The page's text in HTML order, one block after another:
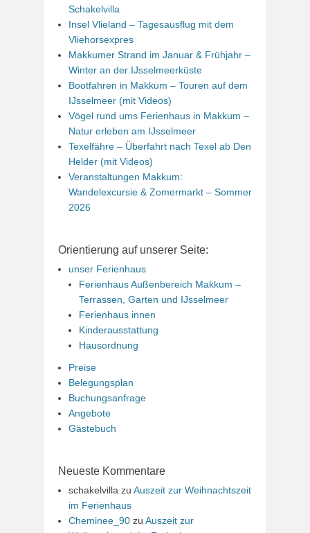
Schakelvilla
Insel Vlieland – Tagesausflug mit dem
Vliehorsexpres
Makkumer Strand im Januar & Frühjahr –
Winter an der IJsselmeerküste
Bootfahren in Makkum – Touren auf dem
IJsselmeer (mit Videos)
Vögel rund ums Ferienhaus in Makkum –
Natur erleben am IJsselmeer
Texelfähre – Überfahrt nach Texel ab Den
Helder (mit Videos)
Veranstaltungen Makkum:
Wandelexcursie & Zomermarkt – Sommer
2026
Orientierung auf unserer Seite:
unser Ferienhaus
Ferienhaus Außenbereich Makkum –
Terrassen, Garten und IJsselmeer
Ferienhaus innen
Kinderausstattung
Hausordnung
Preise
Belegungsplan
Buchungsanfrage
Angebote
Gästebuch
Neueste Kommentare
schakelvilla zu Auszeit zur Weihnachtszeit
im Ferienhaus
Cheminee_90 zu Auszeit zur